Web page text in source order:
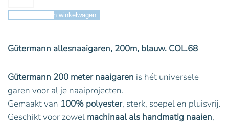
Toevoegen aan winkelwagen
Gütermann allesnaaigaren, 200m, blauw. COL.68
Gütermann 200 meter naaigaren is hét universele
garen voor al je naaiprojecten.
Gemaakt van 100% polyester, sterk, soepel en pluisvrij.
Geschikt voor zowel machinaal als handmatig naaien,